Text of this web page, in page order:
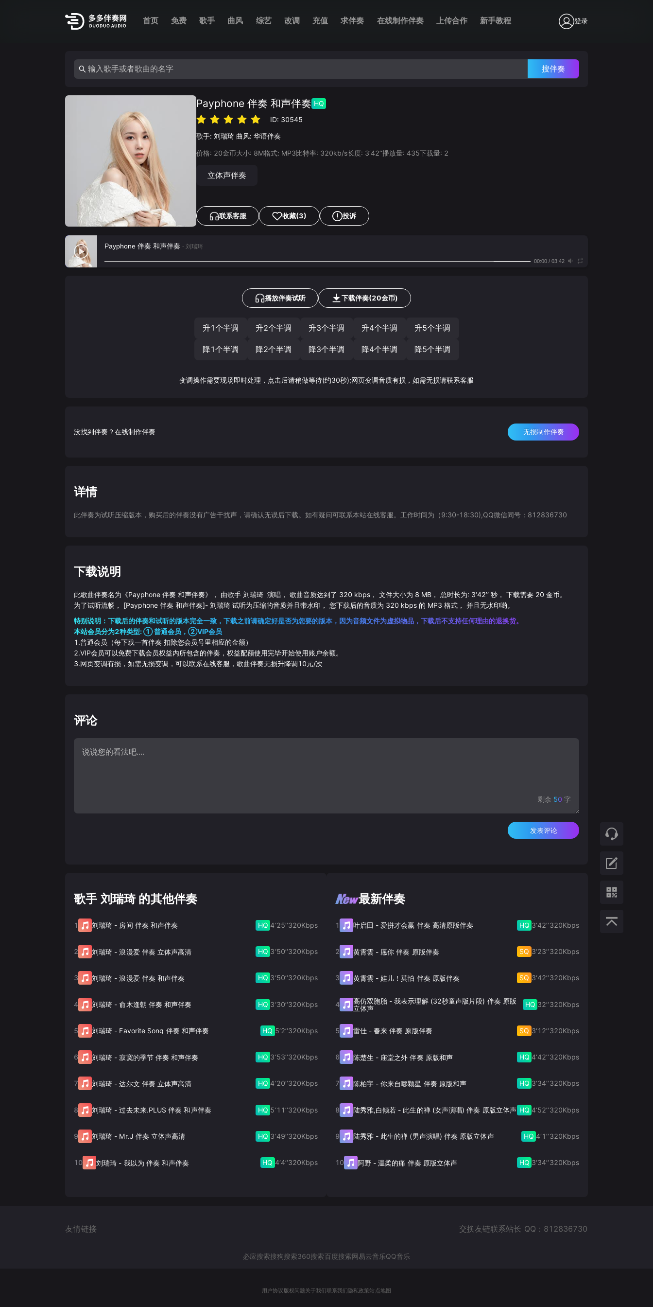
首页 免费 歌手 曲风 综艺 改调 充值 求伴奏 在线制作伴奏 上传合作 新手教程 登录
搜伴奏
Payphone 伴奏 和声伴奏 HQ
ID: 30545
歌手: 刘瑞琦 曲风: 华语伴奏
价格: 20金币大小: 8M格式: MP3比特率: 320kb/s长度: 3‘42’‘播放量: 435下载量: 2
立体声伴奏
联系客服 收藏(3) 投诉
Payphone 伴奏 和声伴奏 - 刘瑞琦
00:00/ 03:42
播放伴奏试听 下载伴奏(20金币)
升1个半调 升2个半调 升3个半调 升4个半调 升5个半调
降1个半调 降2个半调 降3个半调 降4个半调 降5个半调
变调操作需要现场即时处理，点击后请稍做等待(约30秒);网页变调音质有损，如需无损请联系客服
没找到伴奏？在线制作伴奏 无损制作伴奏
详情
此伴奏为试听压缩版本，购买后的伴奏没有广告干扰声，请确认无误后下载。如有疑问可联系本站在线客服。工作时间为（9:30-18:30),QQ微信同号：812836730
下载说明
此歌曲伴奏名为《Payphone 伴奏 和声伴奏》， 由歌手 刘瑞琦 演唱， 歌曲音质达到了 320 kbps， 文件大小为 8 MB， 总时长为: 3‘42’‘秒， 下载需要 20 金币。
为了试听流畅， [Payphone 伴奏 和声伴奏]- 刘瑞琦 试听为压缩的音质并且带水印， 您下载后的音质为 320 kbps 的 MP3 格式， 并且无水印哟。
特别说明：下载后的伴奏和试听的版本完全一致，下载之前请确定好是否为您要的版本，因为音频文件为虚拟物品，下载后不支持任何理由的退换货。
本站会员分为2种类型: ① 普通会员，②VIP会员
1.普通会员（每下载一首伴奏 扣除您会员号里相应的金额）
2.VIP会员可以免费下载会员权益内所包含的伴奏，权益配额使用完毕开始使用账户余额。
3.网页变调有损，如需无损变调，可以联系在线客服，歌曲伴奏无损升降调10元/次
评论
剩余 50 字
发表评论
歌手 刘瑞琦 的其他伴奏
1 刘瑞琦 - 房间 伴奏 和声伴奏 HQ 4‘25’‘320Kbps
2 刘瑞琦 -浪漫爱 伴奏 立体声高清 HQ 3‘50’‘320Kbps
3 刘瑞琦 -浪漫爱 伴奏 和声伴奏 HQ 3‘50’‘320Kbps
4 刘瑞琦 -俞木逢朝 伴奏 和声伴奏 HQ 3‘30’‘320Kbps
5 刘瑞琦 - Favorite Song 伴奏 和声伴奏 HQ 5‘2’‘320Kbps
6 刘瑞琦 - 寂寞的季节 伴奏 和声伴奏 HQ 3‘53’‘320Kbps
7 刘瑞琦 -达尔文 伴奏 立体声高清 HQ 4‘20’‘320Kbps
8 刘瑞琦 -过去未来.PLUS 伴奏 和声伴奏 HQ 5‘11’‘320Kbps
9 刘瑞琦 - Mr.J 伴奏 立体声高清 HQ 3‘49’‘320Kbps
10 刘瑞琦 - 我以为 伴奏 和声伴奏 HQ 4‘4’‘320Kbps
最新伴奏
1 叶启田 -爱拼才会赢 伴奏 高清原版伴奏 HQ 3‘42’‘320Kbps
2 黄霄雲- 愿你 伴奏 原版伴奏 SQ 3‘23’‘320Kbps
3 黄霄雲-娃儿！莫怕 伴奏 原版伴奏 SQ 3‘42’‘320Kbps
4 高仿双胞胎 -我表示理解 (32秒童声版片段) 伴奏 原版
立体声
HQ 32’‘320Kbps
5 雷佳- 春来 伴奏 原版伴奏 SQ 3‘12’‘320Kbps
6 陈楚生 - 庙堂之外 伴奏 原版和声 HQ 4‘42’‘320Kbps
7 陈柏宇-你来自哪颗星 伴奏 原版和声 HQ 3‘34’‘320Kbps
8 陆秀雅,白倾若 - 此生的禅 (女声演唱) 伴奏 原版立体声 HQ 4‘52’‘320Kbps
9 陆秀雅- 此生的禅 (男声演唱) 伴奏 原版立体声 HQ 4‘1’‘320Kbps
10 阿野-温柔的痛 伴奏 原版立体声 HQ 3‘34’‘320Kbps
友情链接 交换友链联系站长 QQ：812836730
必应搜索搜狗搜索360搜索百度搜索网易云音乐QQ音乐
用户协议 版权问题关于我们联系我们 隐私政策站点地图